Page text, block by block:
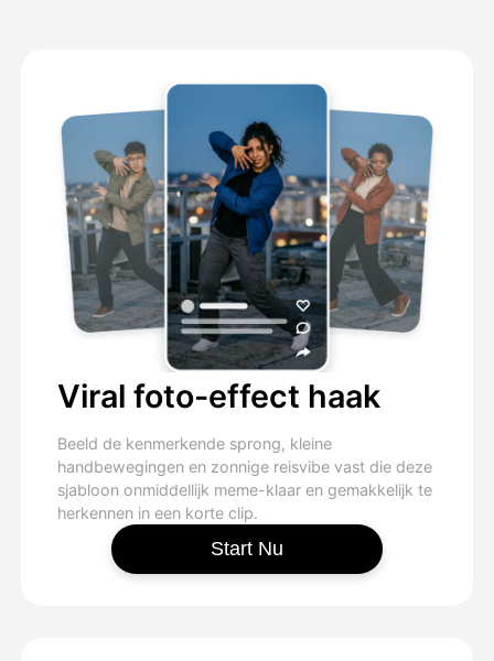
Viral foto-effect haak
Beeld de kenmerkende sprong, kleine
handbewegingen en zonnige reisvibe vast die deze
sjabloon onmiddellijk meme-klaar en gemakkelijk te
herkennen in een korte clip.
Start Nu